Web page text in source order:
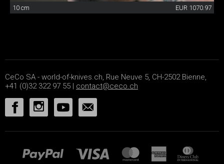
10 cm EUR 1070.97
CeCo SA - world-of-knives.ch, Rue Neuve 5, CH-2502 Bienne,
+41 (0)32 322 97 55 | contact@ceco.ch